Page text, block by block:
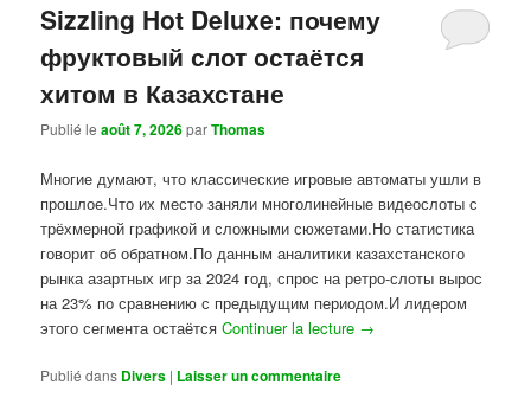
Sizzling Hot Deluxe: почему
фруктовый слот остаётся
хитом в Казахстане
Publié leaoût 7, 2026parThomas
Многие думают, что классические игровые автоматы ушли в
прошлое.Что их место заняли многолинейные видеослоты с
трёхмерной графикой и сложными сюжетами.Но статистика
говорит об обратном.По данным аналитики казахстанского
рынка азартных игр за 2024 год, спрос на ретро-слоты вырос
на 23% по сравнению с предыдущим периодом.И лидером
этого сегмента остаётсяContinuer la lecture →
Publié dans Divers | Laisser un commentaire